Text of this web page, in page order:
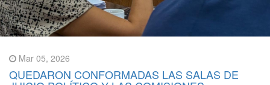
Mar 05, 2026
QUEDARON CONFORMADAS LAS SALAS DE